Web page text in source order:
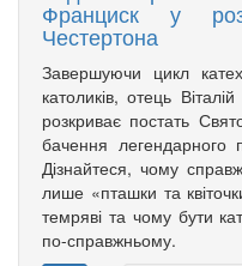
Франциск у
Честертона
Завершуючи цикл
католиків, отець
розкриває постать
бачення легендарного
Дізнайтеся, чому
лише «пташки та
темряві та чому бути
по-справжньому.